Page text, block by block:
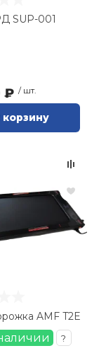
SUP-001
₽ / шт.
корзину
AMF T2E
?